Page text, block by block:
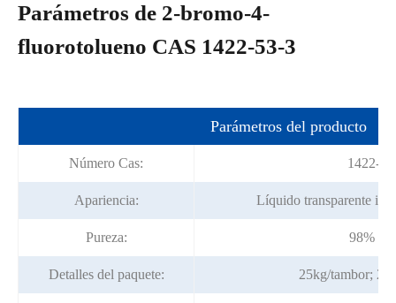
Parámetros de 2-bromo-4-
fluorotolueno CAS 1422-53-3
Parámetros del producto
Número Cas: 1422-
Apariencia: Líquido transparente
Pureza: 98%
Detalles del paquete: 25kg/tambor;